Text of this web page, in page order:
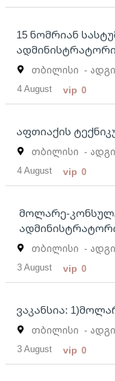
15 ნომრიან
თბილისი -
4 August vip 0
აფთიაქის
თბილისი -
4 August vip 0
მოლარე-
თბილისი -
3 August vip 0
ვაკანსია:
თბილისი -
3 August vip 0